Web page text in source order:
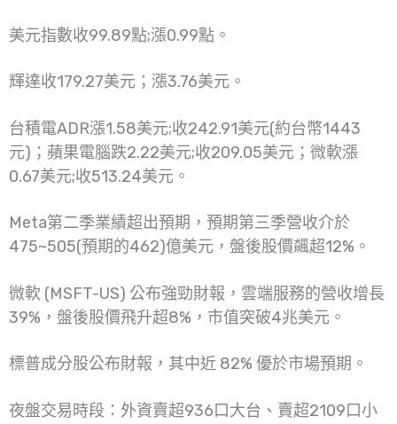
美元指數收99.89點;漲0.99點。
輝達收179.27美元；漲3.76美元。
台積電ADR漲1.58美元;收242.91美元(約台幣1443
元)；蘋果電腦跌2.22美元;收209.05美元；微軟漲
0.67美元;收513.24美元。
Meta第二季業績超出預期，預期第三季營收介於
475~505(預期的462)億美元，盤後股價飆超12%。
微軟 (MSFT-US) 公布強勁財報，雲端服務的營收增長
39%，盤後股價飛升超8%，市值突破4兆美元。
標普成分股公布財報，其中近 82% 優於市場預期。
夜盤交易時段：外資賣超936口大台、賣超2109口小